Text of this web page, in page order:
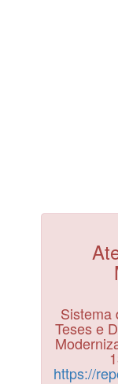
Sistema
Teses e
https://